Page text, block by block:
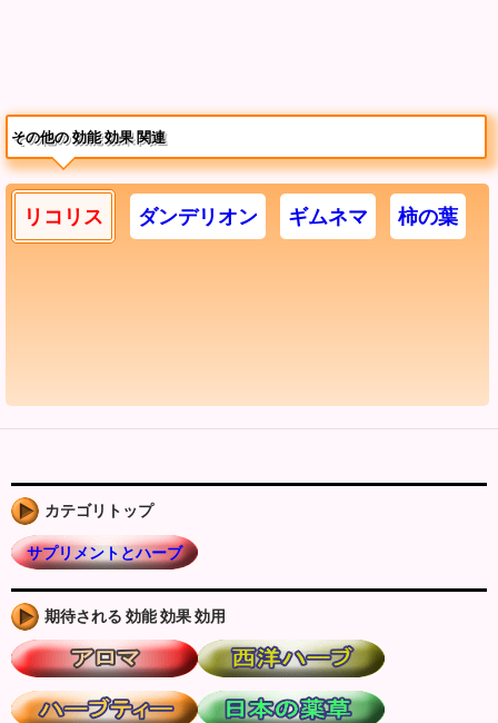
その他の 効能 効果 関連
リコリス ダンデリオン ギムネマ 柿の葉
カテゴリトップ
サプリメントとハーブ
期待される 効能 効果 効用